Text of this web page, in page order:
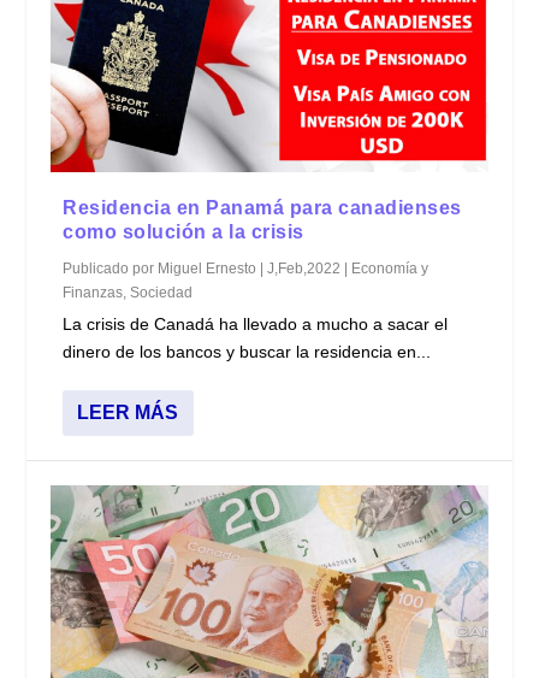
Residencia en Panamá para canadienses
como solución a la crisis
Publicado por Miguel Ernesto |J,Feb,2022
Economía y
Finanzas,Sociedad
La crisis de Canadá ha llevado a mucho a sacar el
dinero de los bancos y buscar la residencia en...
LEER MÁS